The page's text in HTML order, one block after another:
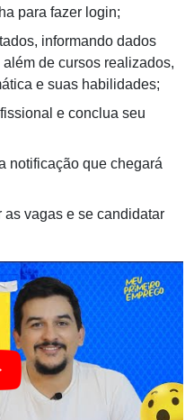
para fazer login;
informando dados
de cursos realizados,
e suas habilidades;
e conclua seu
notificação que chegará
as vagas e se candidatar